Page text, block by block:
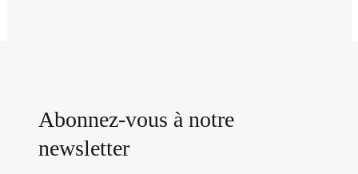
Abonnez-vous à notre
newsletter